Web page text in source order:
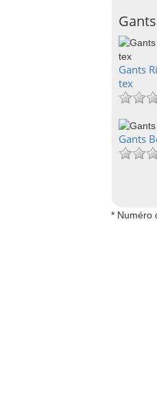
Gants
tex
Gants
* Numéro